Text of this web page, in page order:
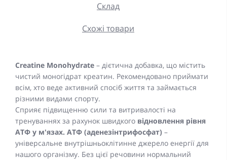
Склад
Схожі товари
Creatine Monohydrate – дієтична добавка, що містить
чистий моногідрат креатин. Рекомендовано приймати
всім, хто веде активний спосіб життя та займається
різними видами спорту.
Сприяє підвищенню сили та витривалості на
тренуваннях за рахунок швидкого відновлення рівня
АТФ у м'язах. АТФ (аденезінтрифосфат) –
універсальне внутрішньоклітинне джерело енергії для
нашого організму. Без цієї речовини нормальний